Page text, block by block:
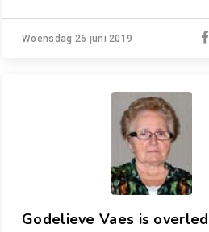
Woensdag 26 juni 2019
Godelieve Vaes is